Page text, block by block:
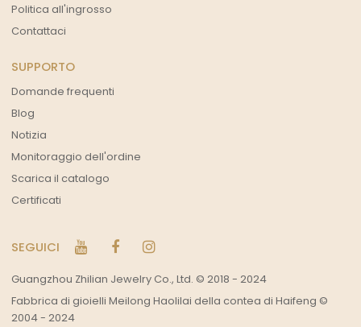
Politica all'ingrosso
Contattaci
SUPPORTO
Domande frequenti
Blog
Notizia
Monitoraggio dell'ordine
Scarica il catalogo
Certificati
SEGUICI
Guangzhou Zhilian Jewelry Co., Ltd. © 2018 - 2024
Fabbrica di gioielli Meilong Haolilai della contea di Haifeng ©
2004 - 2024